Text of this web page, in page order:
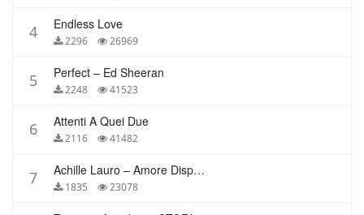
4 Endless Love
2296 26969
5 Perfect – Ed Sheeran
2248 41523
6 Attenti A Quei Due
2116 41482
7 Achille Lauro – Amore Disperato
1835 23078